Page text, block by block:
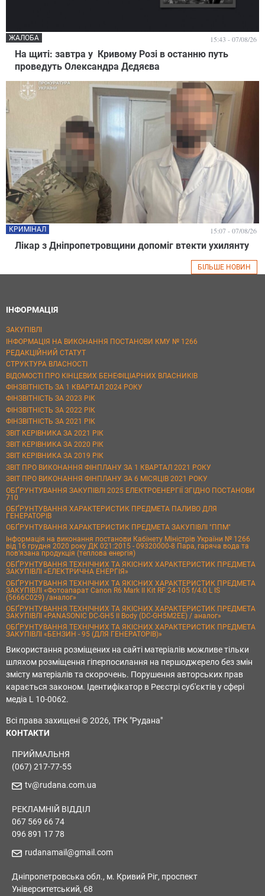
На щиті: завтра у Кривому Розі в останню путь
проведуть Олександра Дєдяєва
ЖАЛОБА 15:43 - 07/08/26
Лікар з Дніпропетровщини допоміг втекти ухилянту
КРИМІНАЛ 15:07 - 07/08/26
БІЛЬШЕ НОВИН
ІНФОРМАЦІЯ
ЗАКУПІВЛІ
ІНФОРМАЦІЯ НА ВИКОНАННЯ ПОСТАНОВИ КМУ № 1266
РЕДАКЦІЙНИЙ СТАТУТ
СТРУКТУРА ВЛАСНОСТІ
ВІДОМОСТІ ПРО КІНЦЕВИХ БЕНЕФІЦІАРНИХ ВЛАСНИКІВ
ФІНЗВІТНІСТЬ ЗА 1 КВАРТАЛ 2024 РОКУ
ФІНЗВІТНІСТЬ ЗА 2023 РІК
ФІНЗВІТНІСТЬ ЗА 2022 РІК
ФІНЗВІТНІСТЬ ЗА 2021 РІК
ЗВІТ КЕРІВНИКА ЗА 2021 РІК
ЗВІТ КЕРІВНИКА ЗА 2020 РІК
ЗВІТ КЕРІВНИКА ЗА 2019 РІК
ЗВІТ ПРО ВИКОНАННЯ ФІНПЛАНУ ЗА 1 КВАРТАЛ 2021 РОКУ
ЗВІТ ПРО ВИКОНАННЯ ФІНПЛАНУ ЗА 6 МІСЯЦІВ 2021 РОКУ
ОБҐРУНТУВАННЯ ЗАКУПІВЛІ 2025 ЕЛЕКТРОЕНЕРГІЇ ЗГІДНО ПОСТАНОВИ
710
ОБҐРУНТУВАННЯ ХАРАКТЕРИСТИК ПРЕДМЕТА ПАЛИВО ДЛЯ
ГЕНЕРАТОРІВ
ОБҐРУНТУВАННЯ ХАРАКТЕРИСТИК ПРЕДМЕТА ЗАКУПІВЛІ "ППМ"
Інформація на виконання постанови Кабінету Міністрів України № 1266
від 16 грудня 2020 року ДК 021:2015 - 09320000-8 Пара, гаряча вода та
пов’язана продукція (теплова енергія)
ОБҐРУНТУВАННЯ ТЕХНІЧНИХ ТА ЯКІСНИХ ХАРАКТЕРИСТИК ПРЕДМЕТА
ЗАКУПІВЛІ «ЕЛЕКТРИЧНА ЕНЕРГІЯ»
ОБҐРУНТУВАННЯ ТЕХНІЧНИХ ТА ЯКІСНИХ ХАРАКТЕРИСТИК ПРЕДМЕТА
ЗАКУПІВЛІ «Фотоапарат Canon R6 Mark II Kit RF 24-105 f/4.0 L IS
(5666C029) /аналог»
ОБҐРУНТУВАННЯ ТЕХНІЧНИХ ТА ЯКІСНИХ ХАРАКТЕРИСТИК ПРЕДМЕТА
ЗАКУПІВЛІ «PANASONIC DC-GH5 II Body (DC-GH5M2EE) / аналог»
ОБҐРУНТУВАННЯ ТЕХНІЧНИХ ТА ЯКІСНИХ ХАРАКТЕРИСТИК ПРЕДМЕТА
ЗАКУПІВЛІ «БЕНЗИН - 95 (ДЛЯ ГЕНЕРАТОРІВ)»
Використання розміщених на сайті матеріалів можливе тільки
шляхом розміщення гіперпосилання на першоджерело без змін
змісту матеріалів та скорочень. Порушення авторських прав
карається законом. Ідентифікатор в Реєстрі суб'єктів у сфері
медіа L 10-0062.
Всі права захищені © 2026, ТРК "Рудана"
КОНТАКТИ
ПРИЙМАЛЬНЯ
(067) 217-77-55
tv@rudana.com.ua
РЕКЛАМНІЙ ВІДДІЛ
067 569 66 74
096 891 17 78
rudanamail@gmail.com
Дніпропетровська обл., м. Кривий Ріг, проспект
Університетський, 68